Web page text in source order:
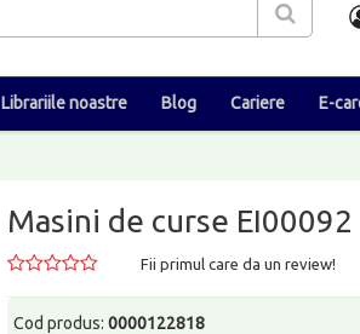
Librariile noastre Blog Cariere E-
Masini de curse EI00092
Fii primul care da un review!
Cod produs:0000122818